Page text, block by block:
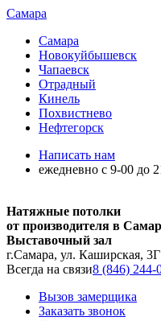
Самара
Самара
Новокуйбышевск
Чапаевск
Отрадный
Кинель
Похвистнево
Нефтегорск
Написать нам
ежедневно с 9-00 до
Натяжные потолки
от производителя в
Выставочный зал
г.Самара, ул. Каширская, 3Г
Всегда на связи8 (846) 244-
Вызов замерщика
Заказать звонок